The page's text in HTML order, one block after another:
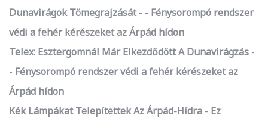
Dunavirágok Tömegrajzását
- Fénysorompó rendszer
védi a fehér kérészeket az Árpád hídon
Telex: Esztergomnál Már Elkezdődött A Dunavirágzás
- Fénysorompó rendszer védi a fehér kérészeket az
Árpád hídon
Kék Lámpákat Telepítettek Az Árpád-Hídra - Ez